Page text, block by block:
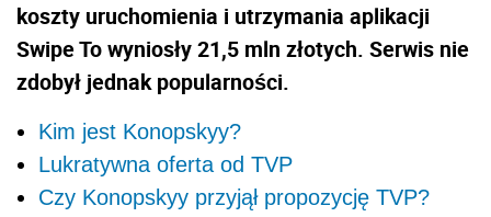
koszty uruchomienia i utrzymania aplikacji
Swipe To wyniosły 21,5 mln złotych. Serwis nie
zdobył jednak popularności.
Kim jest Konopskyy?
Lukratywna oferta od TVP
Czy Konopskyy przyjął propozycję TVP?